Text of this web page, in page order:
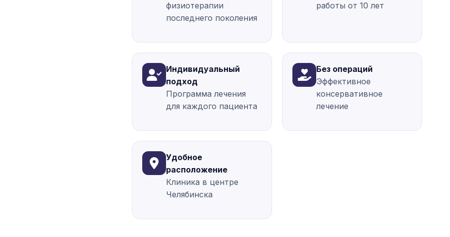
физиотерапии
последнего поколения
работы от 10 лет
Индивидуальный
подход
Программа лечения
для каждого пациента
Без операций
Эффективное
консервативное
лечение
Удобное
расположение
Клиника в центре
Челябинска